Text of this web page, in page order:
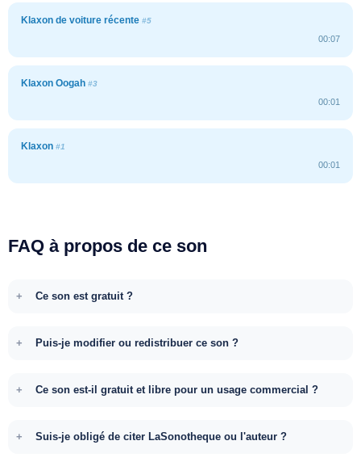
Klaxon de voiture récente #5
00:07
Klaxon Oogah #3
00:01
Klaxon #1
00:01
FAQ à propos de ce son
Ce son est gratuit ?
Puis-je modifier ou redistribuer ce son ?
Ce son est-il gratuit et libre pour un usage commercial ?
Suis-je obligé de citer LaSonotheque ou l'auteur ?